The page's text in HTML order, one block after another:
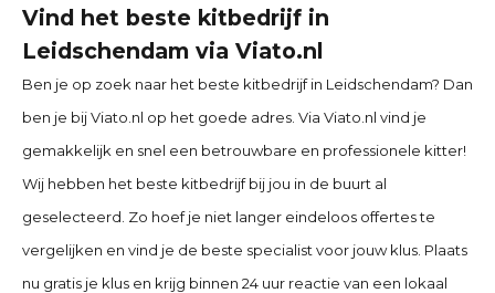
Vind het beste kitbedrijf in
Leidschendam via Viato.nl
Ben je op zoek naar het beste kitbedrijf in Leidschendam? Dan
ben je bij Viato.nl op het goede adres. Via Viato.nl vind je
gemakkelijk en snel een betrouwbare en professionele kitter!
Wij hebben het beste kitbedrijf bij jou in de buurt al
geselecteerd. Zo hoef je niet langer eindeloos offertes te
vergelijken en vind je de beste specialist voor jouw klus. Plaats
nu gratis je klus en krijg binnen 24 uur reactie van een lokaal